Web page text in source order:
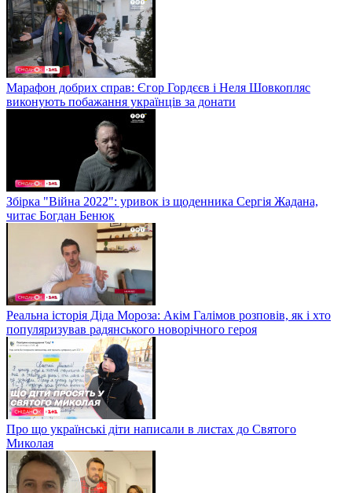
Марафон добрих справ: Єгор Гордєєв і Неля Шовкопляс
виконують побажання українців за донати
Збірка "Війна 2022": уривок із щоденника Сергія Жадана,
читає Богдан Бенюк
Реальна історія Діда Мороза: Акім Галімов розповів, як і хто
популяризував радянського новорічного героя
Про що українські діти написали в листах до Святого
Миколая